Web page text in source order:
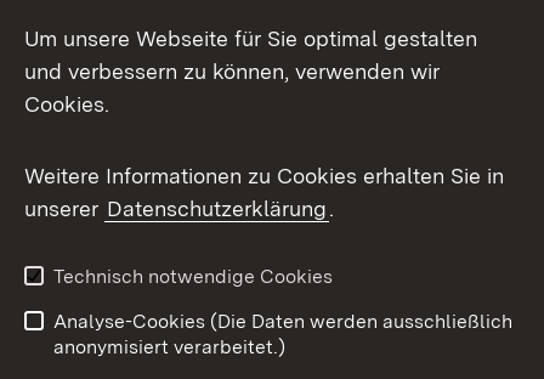
Facebook
X / Twitter
Youtube
Impressum
Kontakt
Um unsere Webseite für Sie optimal gestalten
und verbessern zu können, verwenden wir
Cookies.
Weitere Informationen zu Cookies erhalten Sie in
unserer Datenschutzerklärung.
Technisch notwendige Cookies
Analyse-Cookies (Die Daten werden ausschließlich
anonymisiert verarbeitet.)